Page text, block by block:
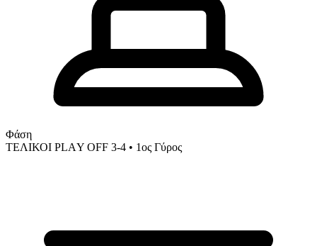
Φάση
ΤΕΛΙΚΟΙ PLAΥ OFF 3-4 • 1ος Γύρος